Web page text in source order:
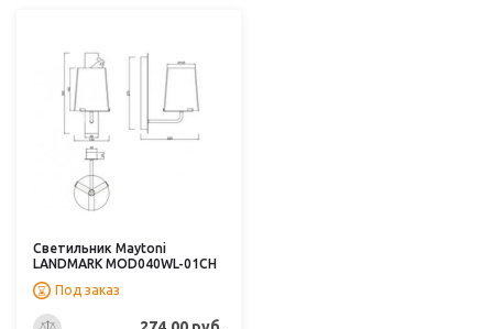
Светильник Maytoni
LANDMARK MOD040WL-01CH
Под заказ